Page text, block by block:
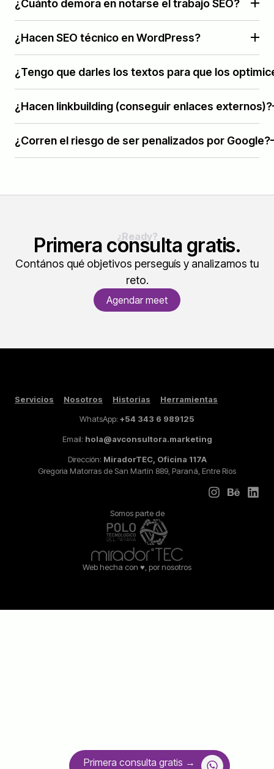
¿Cuánto demora en notarse el trabajo SEO?
¿Hacen SEO técnico en WordPress?
¿Tengo que darles los textos para que los
¿Hacen linkbuilding (conseguir enlaces externos)?
¿Corren el riesgo de ser penalizados por Google?
¿Ready?
Primera consulta gratis.
Contános qué objetivos perseguís y analizamos tu
reto.
Agendar meet
Primera consulta gratis →
Somos parte de
WhatsApp: +54 343 6 989125
Email: hola@avconsultora.marketing
Dirección: MiradorTEC, Oficina 117A
Gregoria Matorras de San Martín 889, Paraná, Entre Ríos
Servicios Nosotros Historias Herramientas
Web hecha con ♥︎, por nosotros